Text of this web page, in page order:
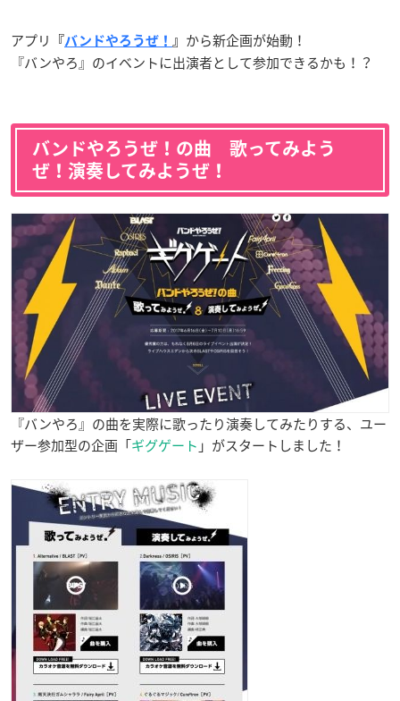
アプリ 『バンドやろうぜ！ 』 から新企画が始動！
『バンやろ』のイベントに出演者として参加できるかも！？
バンドやろうぜ！の曲 歌ってみよう
ぜ！演奏してみようぜ！
『バンやろ』の曲を実際に歌ったり演奏してみたりする、ユー
ザー参加型の企画「ギグゲート 」がスタートしました！